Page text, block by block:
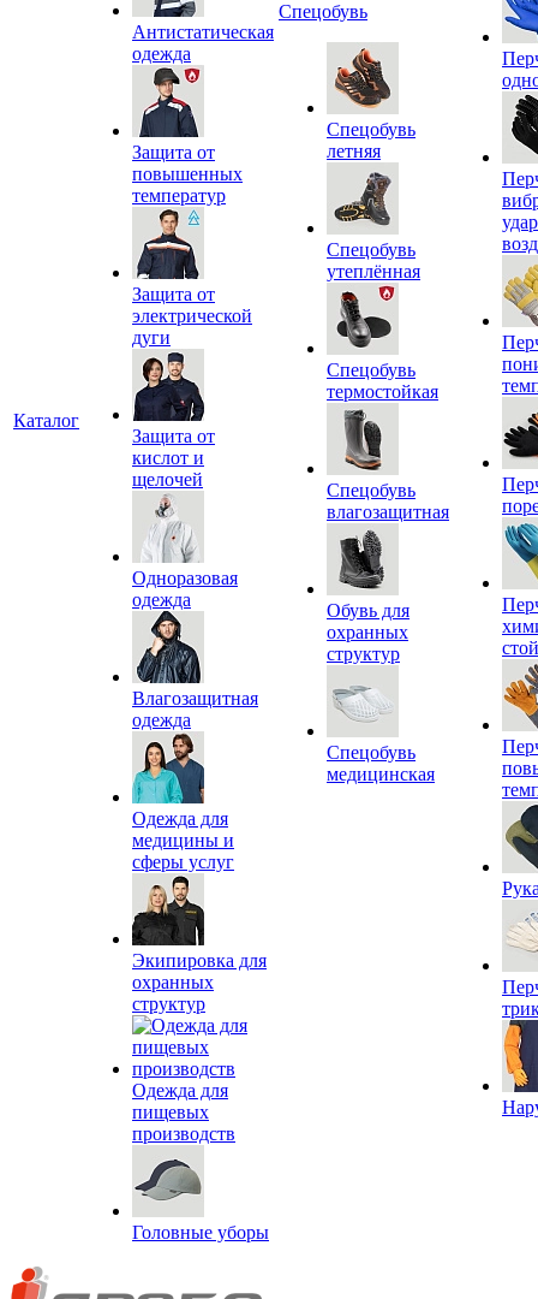
Каталог
Антистатическая
одежда
Защита от
повышенных
температур
Защита от
электрической
дуги
Защита от
кислот и
щелочей
Одноразовая
одежда
Влагозащитная
одежда
Одежда для
медицины и
сферы услуг
Экипировка для
охранных
структур
Одежда для
пищевых
производств
Головные уборы
Спецобувь
Спецобувь
летняя
Спецобувь
утеплённая
Спецобувь
термостойкая
Спецобувь
влагозащитная
Обувь для
охранных
структур
Спецобувь
медицинская